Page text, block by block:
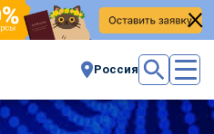
Россия